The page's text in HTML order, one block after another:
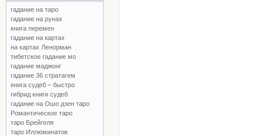
гадание на таро
гадание на рунах
книга перемен
гадание на картах
на картах Ленорман
тибетское гадание мо
гадание маджонг
гадание 36 стратагем
книга судеб – быстро
гибрид книги судеб
гадание на Ошо дзен таро
Романтическое таро
таро Брейгеля
таро Иллюминатов